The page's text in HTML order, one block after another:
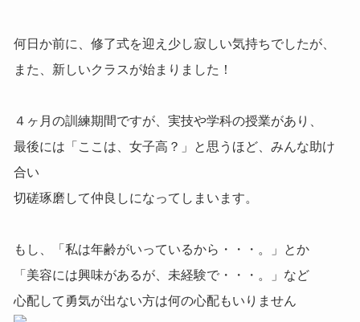
何日か前に、修了式を迎え少し寂しい気持ちでしたが、
また、新しいクラスが始まりました！
４ヶ月の訓練期間ですが、実技や学科の授業があり、
最後には「ここは、女子高？」と思うほど、みんな助け
合い
切磋琢磨して仲良しになってしまいます。
もし、「私は年齢がいっているから・・・。」とか
「美容には興味があるが、未経験で・・・。」など
心配して勇気が出ない方は何の心配もいりません